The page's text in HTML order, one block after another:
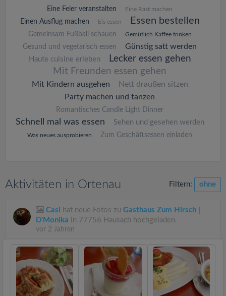
Eine Feier veranstalten Eine Rast machen
Einen Ausflug machen Eis essen Essen bestellen
Gemeinsam Fußball schauen Gemütlich Kaffee trinken
Gesund und vegetarisch essen Günstig satt werden
Haute cuisine erleben
Lecker essen gehen
Mit Freunden essen gehen
Mit Kindern ausgehen
Nett draußen sitzen
Party machen und tanzen
Romantisches Candle Light Dinner
Schnell mal was essen Sehen und gesehen werden
Was neues ausprobieren Zum Geschäftsessen einladen
Aktivitäten in Ortenau Filtern: ohne
Casi hat neue Fotos zu Gasthaus Zum Hirsch |
D'Monika in 77756 Hausach hochgeladen.
vor 2 Jahren
n